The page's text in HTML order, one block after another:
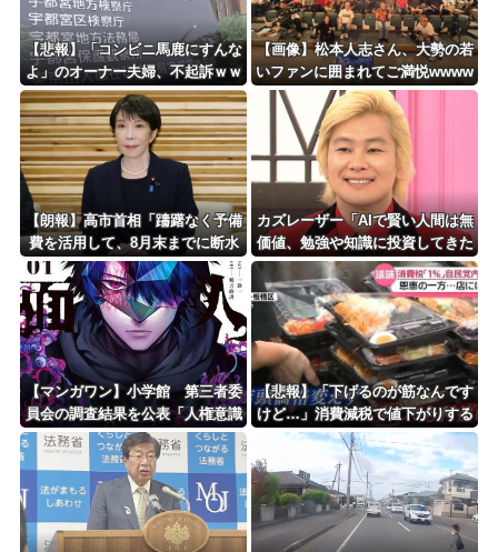
【悲報】「コンビニ馬鹿にすんな
よ」のオーナー夫婦、不起訴ｗｗ
ｗｗｗｗｗｗ
【画像】松本人志さん、大勢の若
いファンに囲まれてご満悦wwww
wwwwwwwwww
【朗報】高市首相「躊躇なく予備
費を活用して、8月末までに断水
解消を目指す」 熊本地震
カズレーザー「AIで賢い人間は無
価値、勉強や知識に投資してきた
人ほど絶望の時代の幕開け」
【マンガワン】小学館 第三者委
員会の調査結果を公表「人権意識
十分でなかった」 性加害歴ある
漫画家を別名義で起用
【悲報】「下げるのが筋なんです
けど…」消費減税で値下がりする
分と同じだけ商品を値上げして店
頭価格を変えない店も…